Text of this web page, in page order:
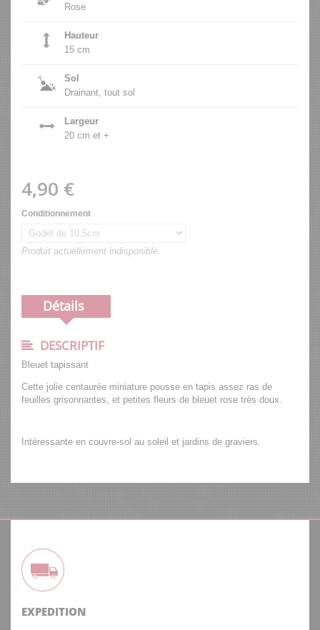
Rose
Hauteur
15 cm
Sol
Drainant, tout sol
Largeur
20 cm et +
4,90 €
Conditionnement
Produit actuellement indisponible.
Détails
DESCRIPTIF
Bleuet tapissant
Cette jolie centaurée miniature pousse en tapis assez ras de
feuilles grisonnantes, et petites fleurs de bleuet rose très doux.
Intéressante en couvre-sol au soleil et jardins de graviers.
EXPEDITION